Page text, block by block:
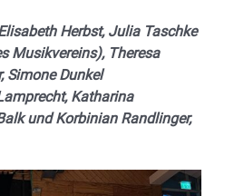
Herbst, Julia Taschke
Musikvereins), Theresa
Simone Dunkel
Katharina
und Korbinian Randlinger,